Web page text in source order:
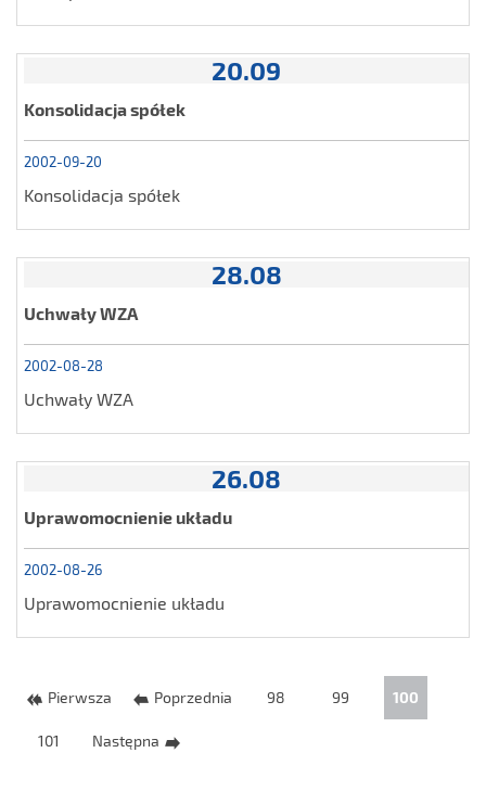
20.09
Konsolidacja spółek
2002-09-20
Konsolidacja spółek
28.08
Uchwały WZA
2002-08-28
Uchwały WZA
26.08
Uprawomocnienie układu
2002-08-26
Uprawomocnienie układu
Pierwsza Poprzednia 98 99 100
101 Następna